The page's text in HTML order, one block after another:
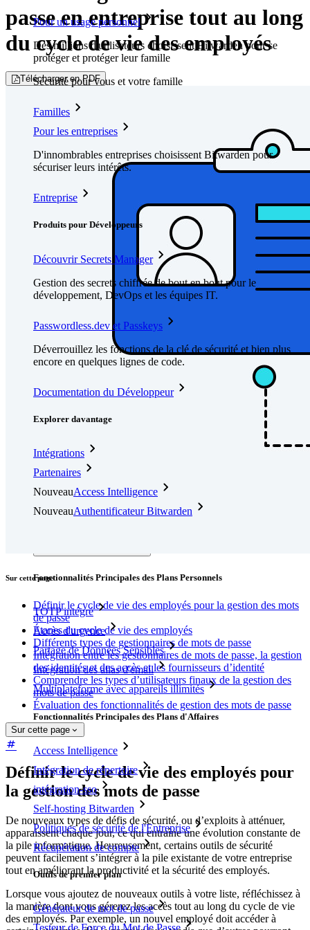
Pour un usage personnel
Des millions d'utilisateurs choisissent Bitwarden pour se
protéger et protéger leur famille
Sécurité pour vous et votre famille
Familles
Pour les entreprises
D'innombrables entreprises choisissent Bitwarden pour
sécuriser leurs intérêts.
Entreprise
Produits pour Développeurs
Découvrir Secrets Manager
Gestion des secrets chiffrée de bout en bout pour le
développement, DevOps et les équipes IT.
Passwordless.dev et Passkeys
Déverrouillez les fonctions de la clé de sécurité et bien plus
encore en quelques lignes de code.
Documentation du Développeur
Explorer davantage
Intégrations
Partenaires
NouveauAccess Intelligence
NouveauAuthentificateur Bitwarden
Fonctionnalités Principales des Plans Personnels
TOTP intégré
Accès d'urgence
Partage de Données Sensibles
Intégration des alias d'email
Multiplateforme avec appareils illimités
Fonctionnalités Principales des Plans d'Affaires
Access Intelligence
Intégration de répertoire
intégration-sso
Self-hosting Bitwarden
Politiques de sécurité de l'Entreprise
Récupération de compte
Outils de premier plan
Générateur de mot de passe
passe en entreprise tout au long
du cycle de vie des employés
Télécharger en PDF
Sur cette page
Définir le cycle de vie des employés pour la gestion des mots
de passe
Étapes du cycle de vie des employés
Différents types de gestionnaires de mots de passe
Intégration entre les gestionnaires de mots de passe, la gestion
des identités et des accès et les fournisseurs d’identité
Comprendre les types d’utilisateurs finaux de la gestion des
mots de passe
Évaluation des fonctionnalités de gestion des mots de passe
Sur cette page
Définir le cycle de vie des employés pour
la gestion des mots de passe
De nouveaux types de défis de sécurité, ou d’exploits à atténuer,
apparaissent chaque jour, ce qui entraîne une évolution constante de
la pile informatique. Heureusement, certains outils de sécurité
peuvent facilement s’intégrer à la pile existante de votre entreprise
tout en améliorant la productivité et la sécurité des employés.
Lorsque vous ajoutez de nouveaux outils à votre liste, réfléchissez à
la manière dont vous gérerez les accès tout au long du cycle de vie
des employés. Par exemple, un nouvel employé doit accéder à